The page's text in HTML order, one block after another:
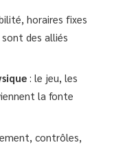
horaires fixes
des alliés
: le jeu, les
la fonte
contrôles,